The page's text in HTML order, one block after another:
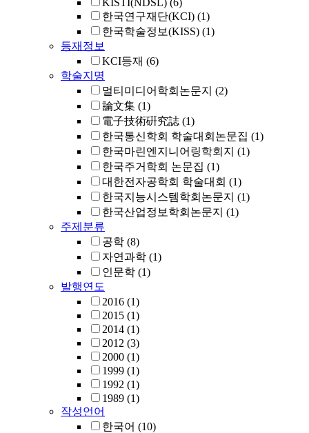
KISTI(NDSL) (6)
한국연구재단(KCI) (1)
한국학술정보(KISS) (1)
등재정보
KCI등재 (6)
학술지명
멀티미디어학회논문지 (2)
論文集 (1)
電子技術硏究誌 (1)
한국통신학회 학술대회논문집 (1)
한국마린엔지니어링학회지 (1)
한국주거학회 논문집 (1)
대한전자공학회 학술대회 (1)
한국지능시스템학회논문지 (1)
한국산업정보학회논문지 (1)
주제분류
공학 (8)
자연과학 (1)
인문학 (1)
발행연도
2016 (1)
2015 (1)
2014 (1)
2012 (3)
2000 (1)
1999 (1)
1992 (1)
1989 (1)
작성언어
한국어 (10)